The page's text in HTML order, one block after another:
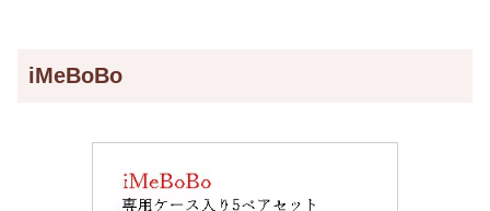
iMeBoBo